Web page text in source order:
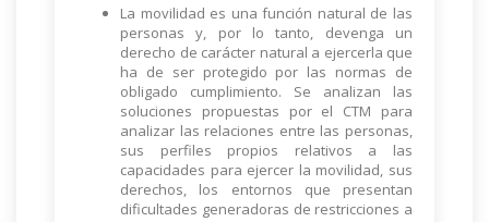
La movilidad es una función natural de las
personas y, por lo tanto, devenga un
derecho de carácter natural a ejercerla que
ha de ser protegido por las normas de
obligado cumplimiento. Se analizan las
soluciones propuestas por el CTM para
analizar las relaciones entre las personas,
sus perfiles propios relativos a las
capacidades para ejercer la movilidad, sus
derechos, los entornos que presentan
dificultades generadoras de restricciones a